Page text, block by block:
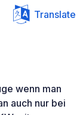
Translate
wenn man
auch nur bei